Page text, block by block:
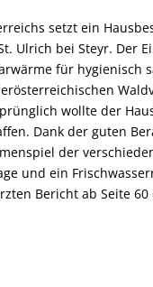
setzt ein
Ulrich bei Steyr. Der
für hygienisch
wollte der
Dank der guten
der
und ein
Bericht ab Seite 60